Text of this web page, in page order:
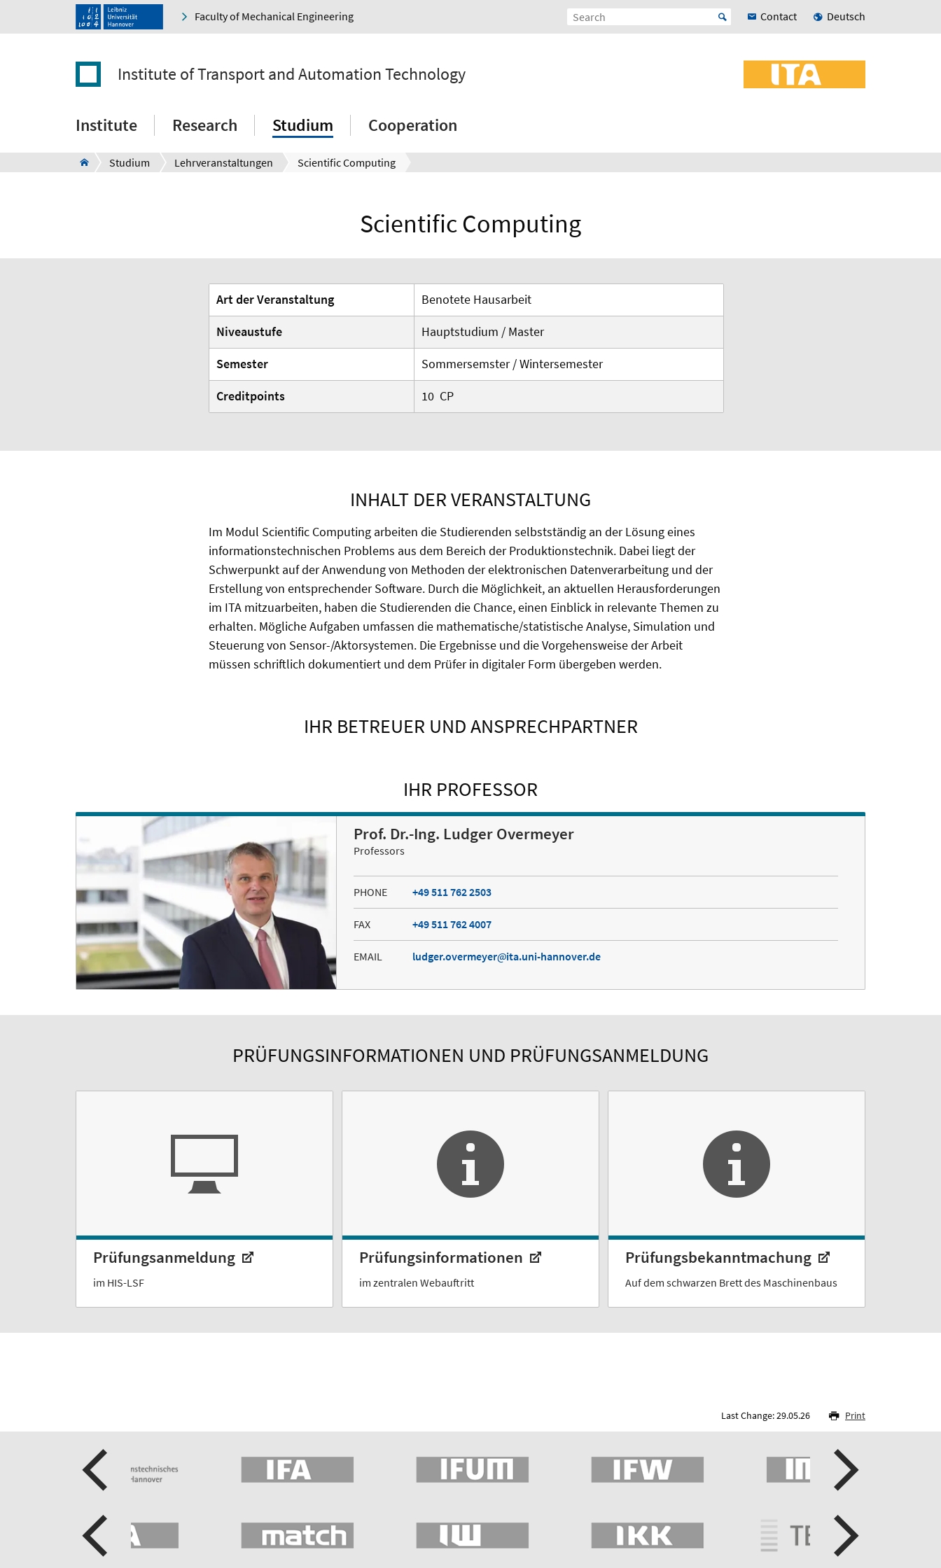
Faculty of Mechanical Engineering Contact Deutsch
Institute of Transport and Automation Technology
Institute Research Studium Cooperation
Studium Lehrveranstaltungen Scientific Computing
Scientific Computing
Art der Veranstaltung
Benotete Hausarbeit
Niveaustufe
Hauptstudium / Master
Semester
Sommersemster / Wintersemester
Creditpoints
10 CP
INHALT DER VERANSTALTUNG
Im Modul Scientific Computing arbeiten die Studierenden selbstständig an der Lösung eines
informationstechnischen Problems aus dem Bereich der Produktionstechnik. Dabei liegt der
Schwerpunkt auf der Anwendung von Methoden der elektronischen Datenverarbeitung und der
Erstellung von entsprechender Software. Durch die Möglichkeit, an aktuellen Herausforderungen
im ITA mitzuarbeiten, haben die Studierenden die Chance, einen Einblick in relevante Themen zu
erhalten. Mögliche Aufgaben umfassen die mathematische/statistische Analyse, Simulation und
Steuerung von Sensor-/Aktorsystemen. Die Ergebnisse und die Vorgehensweise der Arbeit
müssen schriftlich dokumentiert und dem Prüfer in digitaler Form übergeben werden.
IHR BETREUER UND ANSPRECHPARTNER
IHR PROFESSOR
Prof. Dr.-Ing. Ludger Overmeyer
Professors
PHONE +49 511 762 2503
FAX +49 511 762 4007
EMAIL ludger.overmeyer ita.uni-hannover.de
PRÜFUNGSINFORMATIONEN UND PRÜFUNGSANMELDUNG
Prüfungsanmeldung
im HIS-LSF
Prüfungsinformationen
im zentralen Webauftritt
Prüfungsbekanntmachung
Auf dem schwarzen Brett des Maschinenbaus
Last Change: 29.05.26 Print